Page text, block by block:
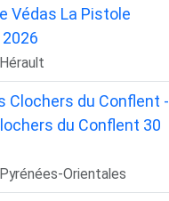
Védas La Pistole
Clochers du Conflent -
du Conflent 30
Orientales